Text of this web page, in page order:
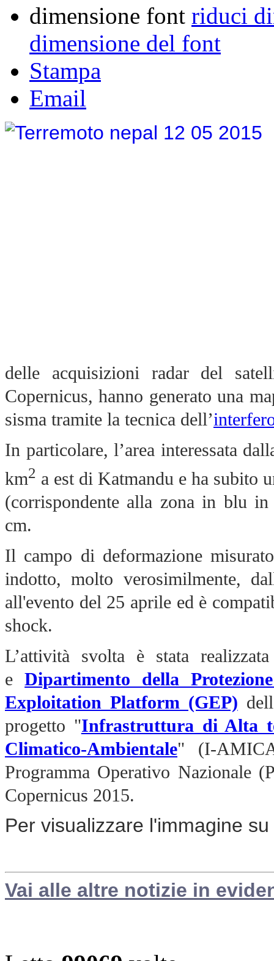
dimensione font riduci
dimensione del font
Stampa
Email
delle acquisizioni radar del
Copernicus, hanno generato una
sisma tramite la tecnica dell’
In particolare, l’area interessata
km2 a est di Katmandu e ha subito
(corrispondente alla zona in blu
cm.
Il campo di deformazione
indotto, molto verosimilmente,
all'evento del 25 aprile ed è
shock.
L’attività svolta è stata
eDipartimento della
Exploitation Platform (GEP)
progetto "Infrastruttura di Alta
Climatico-Ambientale" (I-
Programma Operativo Nazionale
Copernicus 2015.
Per visualizzare l'immagine
Vai alle altre notizie in